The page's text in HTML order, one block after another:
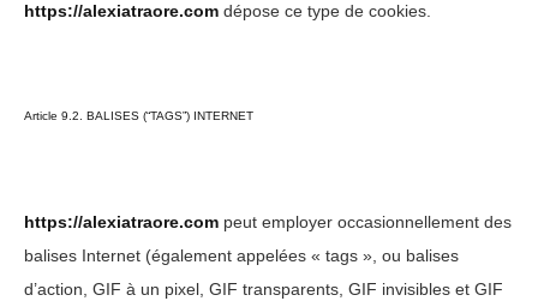
https://alexiatraore.com dépose ce type de cookies.
Article 9.2. BALISES (“TAGS”) INTERNET
https://alexiatraore.com peut employer occasionnellement des
balises Internet (également appelées « tags », ou balises
d’action, GIF à un pixel, GIF transparents, GIF invisibles et GIF